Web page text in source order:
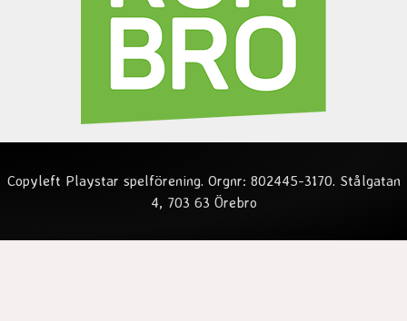
Copyleft Playstar spelförening. Orgnr: 802445-3170. Stålgatan
4, 703 63 Örebro